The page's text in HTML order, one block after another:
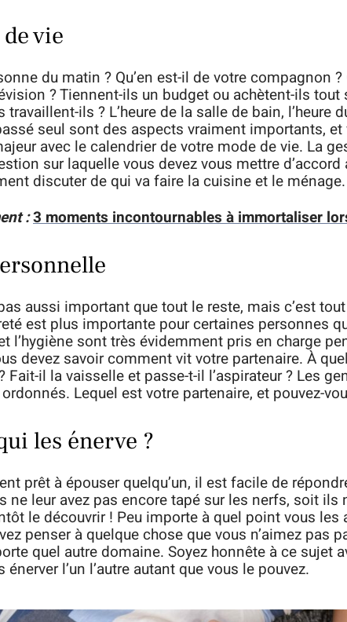
vie
du matin ? Qu’en est-il de votre compagnon
? Tiennent-ils un budget ou achètent-ils tout
ils ? L’heure de la salle de bain, l’heure
seul sont des aspects vraiment importants, et
avec le calendrier de votre mode de vie. La
sur laquelle vous devez vous mettre d’accord
discuter de qui va faire la cuisine et le ménage.
:3 moments incontournables à immortaliser
aussi important que tout le reste, mais c’est
est plus importante pour certaines personnes
l’hygiène sont très évidemment pris en charge
devez savoir comment vit votre partenaire. À
il la vaisselle et passe-t-il l’aspirateur ? Les
Lequel est votre partenaire, et pouvez-
les énerve ?
prêt à épouser quelqu’un, il est facile de
ne leur avez pas encore tapé sur les nerfs, soit ils
le découvrir ! Peu importe à quel point vous les
penser à quelque chose que vous n’aimez pas
quel autre domaine. Soyez honnête à ce sujet
l’un l’autre autant que vous le pouvez.